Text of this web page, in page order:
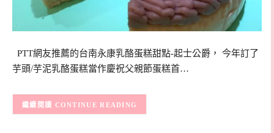
PTT網友推薦的台南永康乳酪蛋糕甜點-起士公爵， 今年訂了
芋頭/芋泥乳酪蛋糕當作慶祝父親節蛋糕首…
CONTINUE READING